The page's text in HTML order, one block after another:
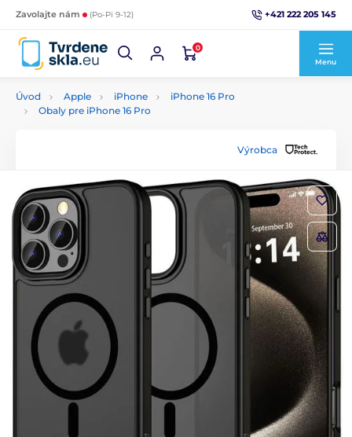
Zavolajte nám (Po-Pi 9-12) +421 222 205 145
0
Menu
Úvod Apple iPhone
iPhone 16 Pro
Obaly pre iPhone 16 Pro
Výrobca